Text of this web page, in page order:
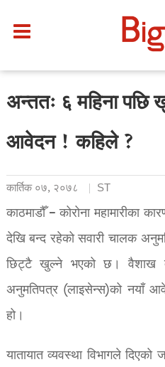
अन्ततः ६ महिना
आवेदन ! कहिले ?
कार्तिक ०७, २०७८ ST
काठमाडौँ – कोरोना महामारीका
देखि बन्द रहेको सवारी चालक
छिट्टै खुल्ने भएको छ। वैशाख
अनुमतिपत्र (लाइसेन्स)को नयाँ
हो।
यातायात व्यवस्था विभागले